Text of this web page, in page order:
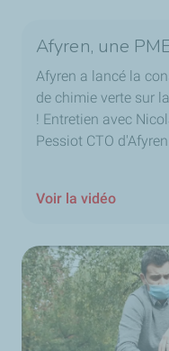
Afyren, une
Afyren a lancé la
de chimie verte sur
! Entretien avec
Pessiot CTO
Voir la vidéo